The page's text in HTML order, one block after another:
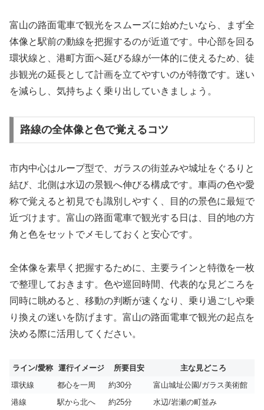
富山の路面電車で観光をスムーズに始めたいなら、まず全
体像と駅前の動線を把握するのが近道です。中心部を回る
環状線と、港町方面へ延びる線が一体的に使えるため、徒
歩観光の延長として計画を立てやすいのが特徴です。迷い
を減らし、気持ちよく乗り出していきましょう。
路線の全体像と色で覚えるコツ
市内中心はループ型で、ガラスの街並みや城址をぐるりと
結び、北側は水辺の景観へ伸びる構成です。車両の色や愛
称で覚えると初見でも識別しやすく、目的の景色に最短で
近づけます。富山の路面電車で観光する日は、目的地の方
角と色をセットでメモしておくと安心です。
全体像を素早く把握するために、主要ラインと特徴を一枚
で整理しておきます。色や巡回時間、代表的な見どころを
同時に眺めると、移動の判断が速くなり、乗り過ごしや乗
り換えの迷いを防げます。富山の路面電車で観光の起点を
決める際に活用してください。
ライン/愛称 運行イメージ 所要目安
主な見どころ
環状線
都心を一周 約30分
富山城址公園/ガラス美術館
港線
駅から北へ 約25分
水辺/岩瀬の町並み